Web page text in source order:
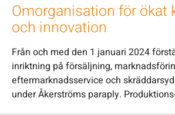
Omorganisation för ökat
och innovation
Från och med den 1 januari 2024
inriktning på försäljning,
eftermarknadsservice och
under Åkerströms paraply.